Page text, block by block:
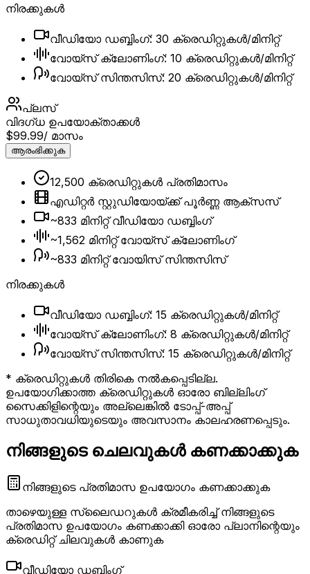
നിരക്കുകൾ
വീഡിയോ ഡബ്ബിംഗ്: 30 ക്രെഡിറ്റുകൾ/മിനിറ്റ്
വോയ്‌സ് ക്ലോണിംഗ്: 10 ക്രെഡിറ്റുകൾ/മിനിറ്റ്
വോയ്‌സ് സിന്തസിസ്: 20 ക്രെഡിറ്റുകൾ/മിനിറ്റ്
പ്ലസ്
വിദഗ്ധ ഉപയോക്താക്കൾ
$99.99/ മാസം
ആരംഭിക്കുക
12,500 ക്രെഡിറ്റുകൾ പ്രതിമാസം
എഡിറ്റർ സ്റ്റുഡിയോയ്ക്ക് പൂർണ്ണ ആക്‌സസ്
~833 മിനിറ്റ് വീഡിയോ ഡബ്ബിംഗ്
~1,562 മിനിറ്റ് വോയ്സ് ക്ലോണിംഗ്
~833 മിനിറ്റ് വോയിസ് സിന്തസിസ്
നിരക്കുകൾ
വീഡിയോ ഡബ്ബിംഗ്: 15 ക്രെഡിറ്റുകൾ/മിനിറ്റ്
വോയ്‌സ് ക്ലോണിംഗ്: 8 ക്രെഡിറ്റുകൾ/മിനിറ്റ്
വോയ്‌സ് സിന്തസിസ്: 15 ക്രെഡിറ്റുകൾ/മിനിറ്റ്
* ക്രെഡിറ്റുകൾ തിരികെ നൽകപ്പെടില്ല.
ഉപയോഗിക്കാത്ത ക്രെഡിറ്റുകൾ ഓരോ ബില്ലിംഗ്
സൈക്കിളിന്റെയും അല്ലെങ്കിൽ ടോപ്പ്-അപ്പ്
സാധുതാവധിയുടെയും അവസാനം കാലഹരണപ്പെടും.
നിങ്ങളുടെ ചെലവുകൾ കണക്കാക്കുക
നിങ്ങളുടെ പ്രതിമാസ ഉപയോഗം കണക്കാക്കുക
താഴെയുള്ള സ്ലൈഡറുകൾ ക്രമീകരിച്ച് നിങ്ങളുടെ
പ്രതിമാസ ഉപയോഗം കണക്കാക്കി ഓരോ പ്ലാനിന്റെയും
ക്രെഡിറ്റ് ചിലവുകൾ കാണുക
വീഡിയോ ഡബ്ബിംഗ്